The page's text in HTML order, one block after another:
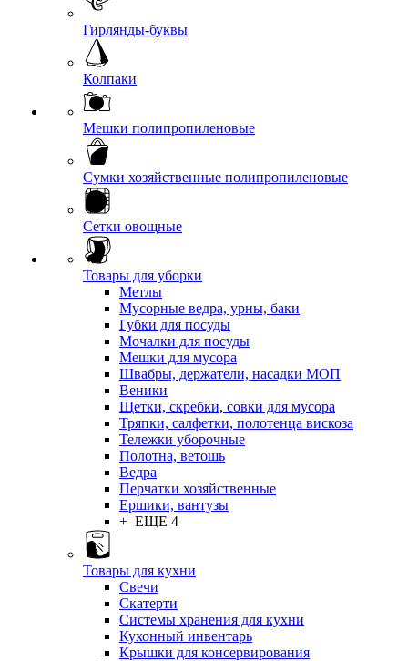
Гирлянды-буквы
Колпаки
Мешки полипропиленовые
Сумки хозяйственные полипропиленовые
Сетки овощные
Товары для уборки
Метлы
Мусорные ведра, урны, баки
Губки для посуды
Мочалки для посуды
Мешки для мусора
Швабры, держатели, насадки МОП
Веники
Щетки, скребки, совки для мусора
Тряпки, салфетки, полотенца вискоза
Тележки уборочные
Полотна, ветошь
Ведра
Перчатки хозяйственные
Ершики, вантузы
+ ЕЩЕ 4
Товары для кухни
Свечи
Скатерти
Системы хранения для кухни
Кухонный инвентарь
Крышки для консервирования